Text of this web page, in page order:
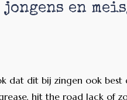
en
dat dit bij zingen ook best
hit the road Jack of